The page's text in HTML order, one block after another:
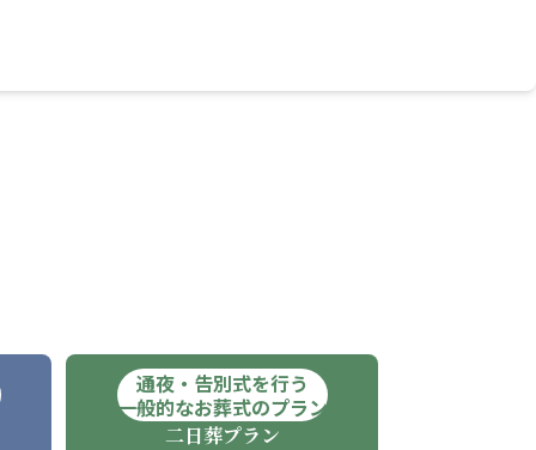
通夜・告別式を行う
一般的なお葬式のプラン
二日葬プラン